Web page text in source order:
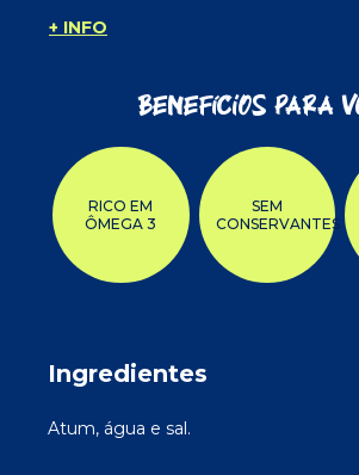
parceiro ideal para descomplicar e dar
+ INFO
Benefícios para
RICO EM
ÔMEGA 3
SEM
CONSERVANTES
Ingredientes
Atum, água e sal.